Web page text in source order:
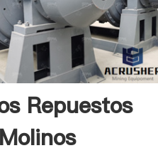
Repuestos